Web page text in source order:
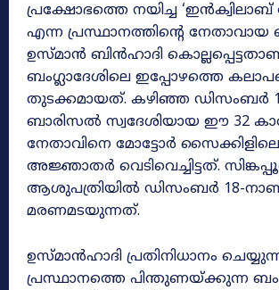
പ്രക്ഷോഭത്തെ നയിച്ച
എന്ന പ്രസ്ഥാനത്തിന്റെ നേതാവായ
ഉസ്മാൻ ബിൻഹാദി
ബംഗ്ലാദേശിലെ ഇപ്പോഴത്തെ
തുടക്കമായത്. കഴിഞ്ഞ ഡിസംബർ
ബാരിസൽ സ്വദേശിയായ ഈ 32
നേതാവിനെ മോട്ടോർ
അജ്ഞാതർ വെടിവെച്ചിട്ടത്.
ആശുപത്രിയിൽ ഡിസംബർ 18-നാണ്
മരണമടയുന്നത്.
ഉസ്മാൻഹാദി പ്രതിനിധാനം ചെയ്യുന്ന
പ്രസ്ഥാനത്തെ പിന്തുണയ്ക്കുന്ന